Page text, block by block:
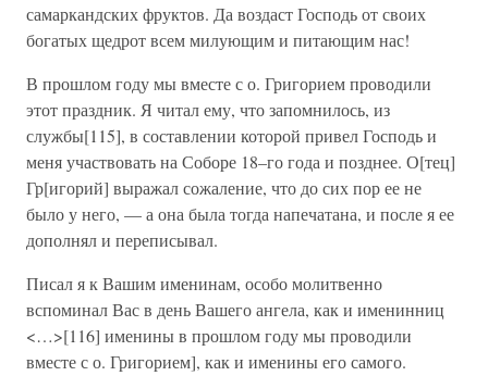
самаркандских фруктов. Да воздаст Господь от своих
богатых щедрот всем милующим и питающим нас!
В прошлом году мы вместе с о. Григорием проводили
этот праздник. Я читал ему, что запомнилось, из
службы[115], в составлении которой привел Господь и
меня участвовать на Соборе 18–го года и позднее. О[тец]
Гр[игорий] выражал сожаление, что до сих пор ее не
было у него, — а она была тогда напечатана, и после я ее
дополнял и переписывал.
Писал я к Вашим именинам, особо молитвенно
вспоминал Вас в день Вашего ангела, как и именинниц
<…>[116] именины в прошлом году мы проводили
вместе с о. Григорием], как и именины его самого.